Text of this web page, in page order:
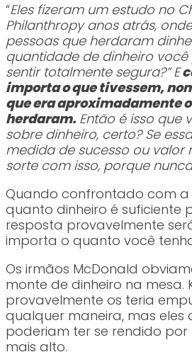
“Eles fizeram um estudo no
Philanthropy anos atrás,
pessoas que herdaram
quantidade de dinheiro
sentir totalmente segura?” E
importa o que tivessem,
que era aproximadamente
herdaram. Então é isso que
sobre dinheiro, certo? Se
medida de sucesso ou valor
sorte com isso, porque
Quando confrontado com
quanto dinheiro é suficiente
resposta provavelmente
importa o quanto você
Os irmãos McDonald
monte de dinheiro na mesa.
provavelmente os teria
qualquer maneira, mas eles
poderiam ter se rendido
mais alto.